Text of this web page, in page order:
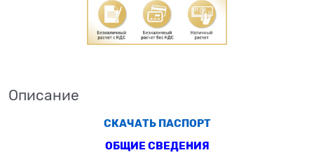
Описание
СКАЧАТЬ ПАСПОРТ
ОБЩИЕ СВЕДЕНИЯ